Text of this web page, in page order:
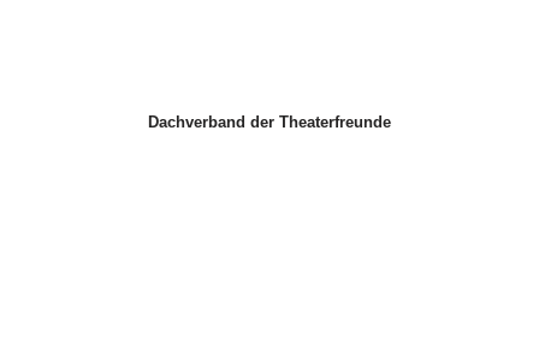
Dachverband der Theaterfreunde